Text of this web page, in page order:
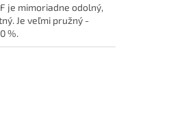
je mimoriadne odolný,
Je veľmi pružný -
%.